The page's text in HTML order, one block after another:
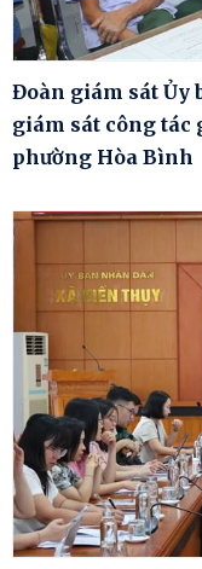
Đoàn giám sát Ủy
giám sát công
phường Hòa Bình